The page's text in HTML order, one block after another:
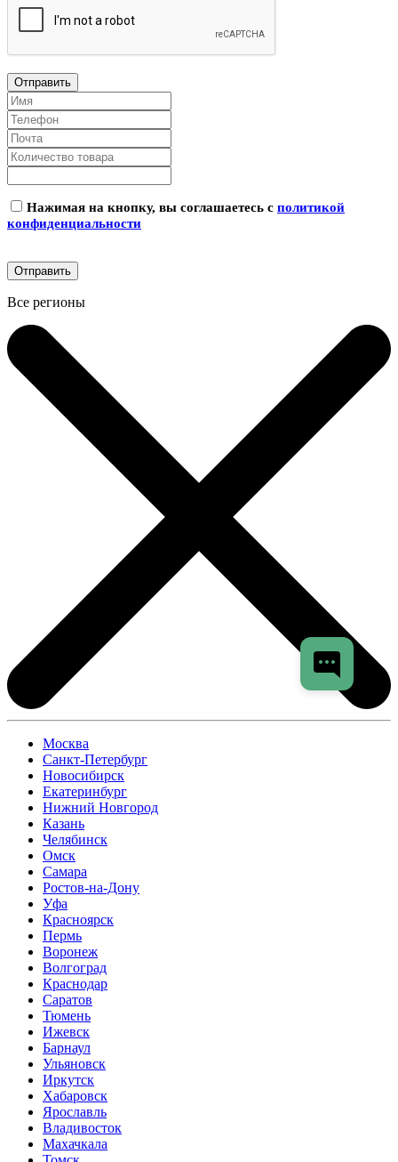
Нажимая на кнопку, вы соглашаетесь с политикой
конфиденциальности
Все регионы
Москва
Санкт-Петербург
Новосибирск
Екатеринбург
Нижний Новгород
Казань
Челябинск
Омск
Самара
Ростов-на-Дону
Уфа
Красноярск
Пермь
Воронеж
Волгоград
Краснодар
Саратов
Тюмень
Ижевск
Барнаул
Ульяновск
Иркутск
Хабаровск
Ярославль
Владивосток
Махачкала